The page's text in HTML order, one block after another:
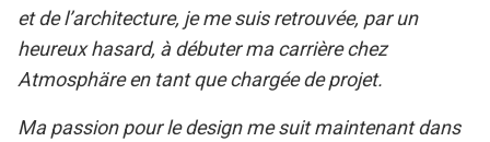
et de l’architecture, je me suis retrouvée, par un
heureux hasard, à débuter ma carrière chez
Atmosphäre en tant que chargée de projet.
Ma passion pour le design me suit maintenant dans